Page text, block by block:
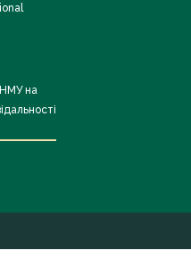
на